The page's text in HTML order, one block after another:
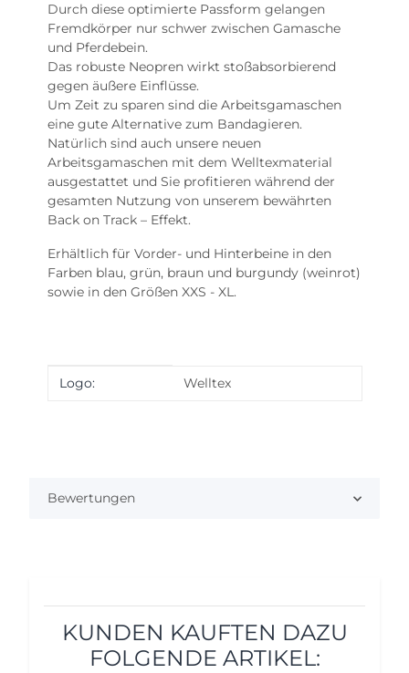
Durch diese optimierte Passform gelangen
Fremdkörper nur schwer zwischen Gamasche
und Pferdebein.
Das robuste Neopren wirkt stoßabsorbierend
gegen äußere Einflüsse.
Um Zeit zu sparen sind die Arbeitsgamaschen
eine gute Alternative zum Bandagieren.
Natürlich sind auch unsere neuen
Arbeitsgamaschen mit dem Welltexmaterial
ausgestattet und Sie profitieren während der
gesamten Nutzung von unserem bewährten
Back on Track – Effekt.
Erhältlich für Vorder- und Hinterbeine in den
Farben blau, grün, braun und burgundy (weinrot)
sowie in den Größen XXS - XL.
Produkteigenschaft
Wert
Logo: Welltex
Bewertungen
KUNDEN KAUFTEN DAZU
FOLGENDE ARTIKEL: